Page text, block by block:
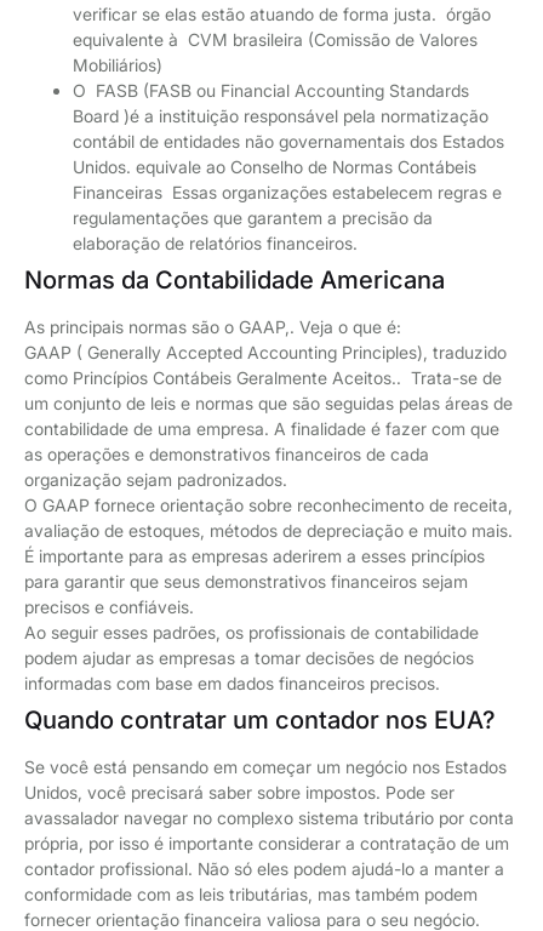
verificar se elas estão atuando de forma justa. órgão
equivalente à CVM brasileira (Comissão de Valores
Mobiliários)
O FASB (FASB ou Financial Accounting Standards
Board )é a instituição responsável pela normatização
contábil de entidades não governamentais dos Estados
Unidos. equivale ao Conselho de Normas Contábeis
Financeiras Essas organizações estabelecem regras e
regulamentações que garantem a precisão da
elaboração de relatórios financeiros.
Normas da Contabilidade Americana
As principais normas são o GAAP,. Veja o que é:
GAAP ( Generally Accepted Accounting Principles), traduzido
como Princípios Contábeis Geralmente Aceitos.. Trata-se de
um conjunto de leis e normas que são seguidas pelas áreas de
contabilidade de uma empresa. A finalidade é fazer com que
as operações e demonstrativos financeiros de cada
organização sejam padronizados.
O GAAP fornece orientação sobre reconhecimento de receita,
avaliação de estoques, métodos de depreciação e muito mais.
É importante para as empresas aderirem a esses princípios
para garantir que seus demonstrativos financeiros sejam
precisos e confiáveis.
Ao seguir esses padrões, os profissionais de contabilidade
podem ajudar as empresas a tomar decisões de negócios
informadas com base em dados financeiros precisos.
Quando contratar um contador nos EUA?
Se você está pensando em começar um negócio nos Estados
Unidos, você precisará saber sobre impostos. Pode ser
avassalador navegar no complexo sistema tributário por conta
própria, por isso é importante considerar a contratação de um
contador profissional. Não só eles podem ajudá-lo a manter a
conformidade com as leis tributárias, mas também podem
fornecer orientação financeira valiosa para o seu negócio.